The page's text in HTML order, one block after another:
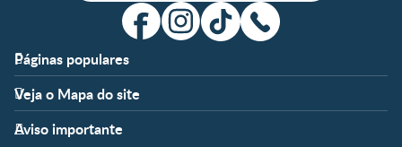
Páginas populares
Apoio
FAQ
Nossos Artigos
Clube
Veja o Mapa do site
Fases
Pré-Concepção
Temas
Aviso importante